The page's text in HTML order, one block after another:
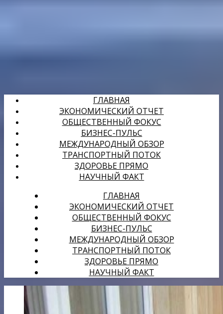
ГЛАВНАЯ
ЭКОНОМИЧЕСКИЙ ОТЧЕТ
ОБЩЕСТВЕННЫЙ ФОКУС
БИЗНЕС-ПУЛЬС
МЕЖДУНАРОДНЫЙ ОБЗОР
ТРАНСПОРТНЫЙ ПОТОК
ЗДОРОВЬЕ ПРЯМО
НАУЧНЫЙ ФАКТ
ГЛАВНАЯ
ЭКОНОМИЧЕСКИЙ ОТЧЕТ
ОБЩЕСТВЕННЫЙ ФОКУС
БИЗНЕС-ПУЛЬС
МЕЖДУНАРОДНЫЙ ОБЗОР
ТРАНСПОРТНЫЙ ПОТОК
ЗДОРОВЬЕ ПРЯМО
НАУЧНЫЙ ФАКТ